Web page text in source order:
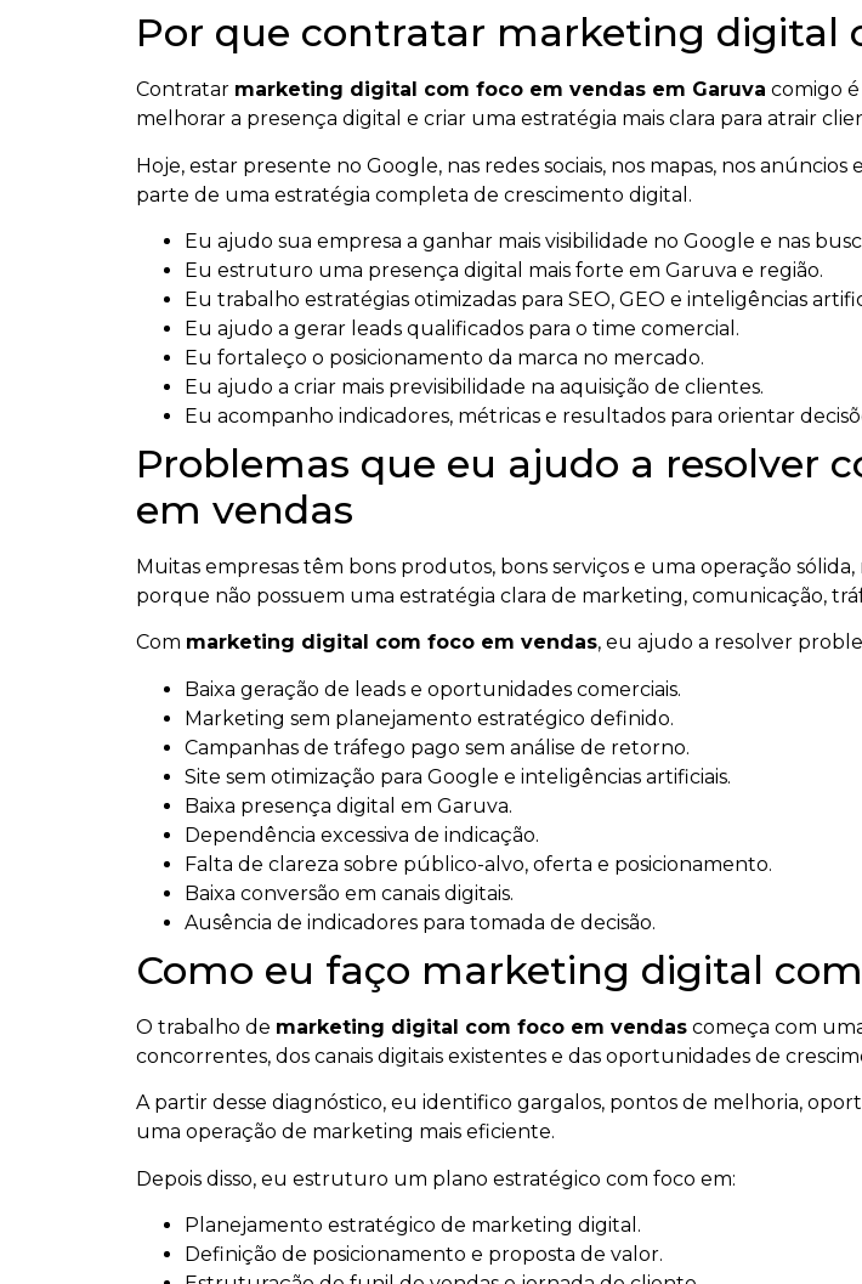
Por que contratar marketing digital
Contratar marketing digital com foco em vendas em Garuva comigo
melhorar a presença digital e criar uma estratégia mais clara para atrair
Hoje, estar presente no Google, nas redes sociais, nos mapas, nos
parte de uma estratégia completa de crescimento digital.
Eu ajudo sua empresa a ganhar mais visibilidade no Google e nas
Eu estruturo uma presença digital mais forte em Garuva e região.
Eu trabalho estratégias otimizadas para SEO, GEO e inteligências
Eu ajudo a gerar leads qualificados para o time comercial.
Eu fortaleço o posicionamento da marca no mercado.
Eu ajudo a criar mais previsibilidade na aquisição de clientes.
Eu acompanho indicadores, métricas e resultados para orientar
Problemas que eu ajudo a resolver
em vendas
Muitas empresas têm bons produtos, bons serviços e uma operação
porque não possuem uma estratégia clara de marketing, comunicação,
Com marketing digital com foco em vendas, eu ajudo a resolver
Baixa geração de leads e oportunidades comerciais.
Marketing sem planejamento estratégico definido.
Campanhas de tráfego pago sem análise de retorno.
Site sem otimização para Google e inteligências artificiais.
Baixa presença digital em Garuva.
Dependência excessiva de indicação.
Falta de clareza sobre público-alvo, oferta e posicionamento.
Baixa conversão em canais digitais.
Ausência de indicadores para tomada de decisão.
Como eu faço marketing digital
O trabalho de marketing digital com foco em vendas começa com
concorrentes, dos canais digitais existentes e das oportunidades de
A partir desse diagnóstico, eu identifico gargalos, pontos de melhoria,
uma operação de marketing mais eficiente.
Depois disso, eu estruturo um plano estratégico com foco em:
Planejamento estratégico de marketing digital.
Definição de posicionamento e proposta de valor.